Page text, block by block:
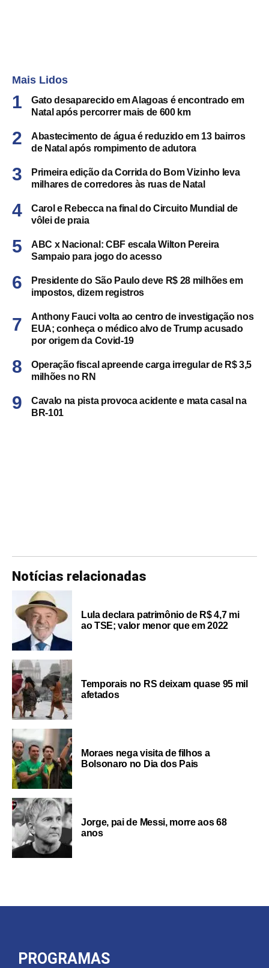
Mais Lidos
Gato desaparecido em Alagoas é encontrado em
Natal após percorrer mais de 600 km
Abastecimento de água é reduzido em 13 bairros
de Natal após rompimento de adutora
Primeira edição da Corrida do Bom Vizinho leva
milhares de corredores às ruas de Natal
Carol e Rebecca na final do Circuito Mundial de
vôlei de praia
ABC x Nacional: CBF escala Wilton Pereira
Sampaio para jogo do acesso
Presidente do São Paulo deve R$ 28 milhões em
impostos, dizem registros
Anthony Fauci volta ao centro de investigação nos
EUA; conheça o médico alvo de Trump acusado
por origem da Covid-19
Operação fiscal apreende carga irregular de R$ 3,5
milhões no RN
Cavalo na pista provoca acidente e mata casal na
BR-101
Notícias relacionadas
Lula declara patrimônio de R$ 4,7 mi
ao TSE; valor menor que em 2022
Temporais no RS deixam quase 95 mil
afetados
Moraes nega visita de filhos a
Bolsonaro no Dia dos Pais
Jorge, pai de Messi, morre aos 68
anos
PROGRAMAS